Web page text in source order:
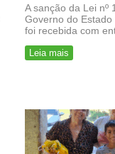
A sanção da Lei nº
Governo do
foi recebida com
Leia mais